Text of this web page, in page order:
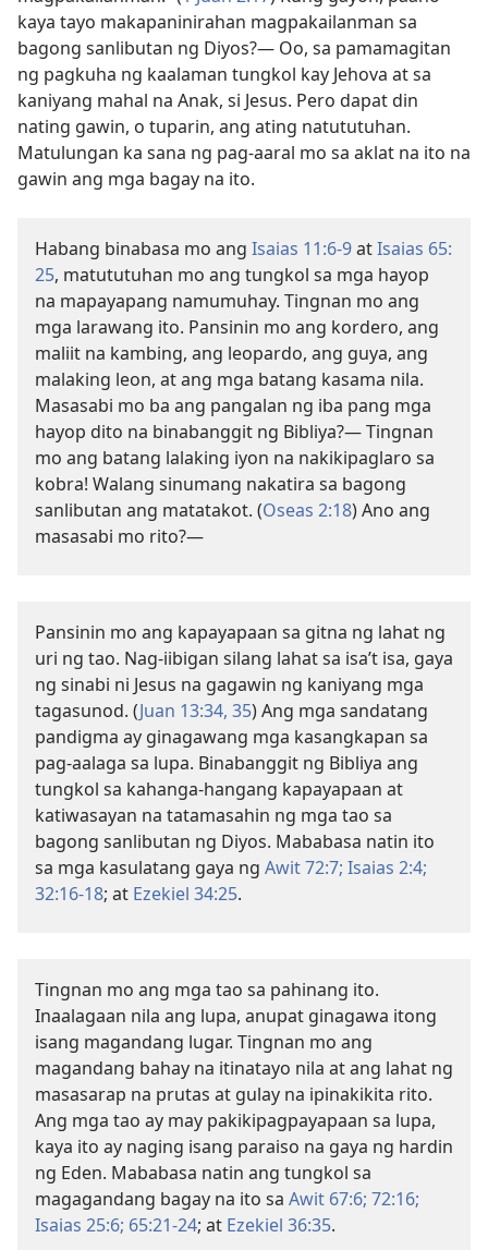
kaya tayo makapaninirahan magpakailanman sa
bagong sanlibutan ng Diyos?​— Oo, sa pamamagitan
ng pagkuha ng kaalaman tungkol kay Jehova at sa
kaniyang mahal na Anak, si Jesus. Pero dapat din
nating gawin, o tuparin, ang ating natututuhan.
Matulungan ka sana ng pag-aaral mo sa aklat na ito na
gawin ang mga bagay na ito.
Habang binabasa mo ang Isaias 11:6-9atIsaias 65:​
25, matututuhan mo ang tungkol sa mga hayop
na mapayapang namumuhay. Tingnan mo ang
mga larawang ito. Pansinin mo ang kordero, ang
maliit na kambing, ang leopardo, ang guya, ang
malaking leon, at ang mga batang kasama nila.
Masasabi mo ba ang pangalan ng iba pang mga
hayop dito na binabanggit ng Bibliya?​— Tingnan
mo ang batang lalaking iyon na nakikipaglaro sa
kobra! Walang sinumang nakatira sa bagong
sanlibutan ang matatakot. (Oseas 2:18) Ano ang
masasabi mo rito?​—
Pansinin mo ang kapayapaan sa gitna ng lahat ng
uri ng tao. Nag-iibigan silang lahat sa isa’t isa, gaya
ng sinabi ni Jesus na gagawin ng kaniyang mga
tagasunod. (Juan 13:​34, 35) Ang mga sandatang
pandigma ay ginagawang mga kasangkapan sa
pag-aalaga sa lupa. Binabanggit ng Bibliya ang
tungkol sa kahanga-hangang kapayapaan at
katiwasayan na tatamasahin ng mga tao sa
bagong sanlibutan ng Diyos. Mababasa natin ito
sa mga kasulatang gaya ng Awit 72:7; Isaias 2:4;
32:16-18; at Ezekiel 34:25.
Tingnan mo ang mga tao sa pahinang ito.
Inaalagaan nila ang lupa, anupat ginagawa itong
isang magandang lugar. Tingnan mo ang
magandang bahay na itinatayo nila at ang lahat ng
masasarap na prutas at gulay na ipinakikita rito.
Ang mga tao ay may pakikipagpayapaan sa lupa,
kaya ito ay naging isang paraiso na gaya ng hardin
ng Eden. Mababasa natin ang tungkol sa
magagandang bagay na ito sa Awit 67:6; 72:16;
Isaias 25:6; 65:21-24; at Ezekiel 36:35.